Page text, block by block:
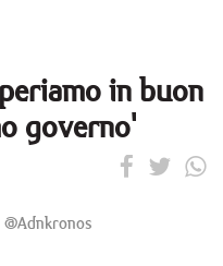
in buon
governo'
@Adnkronos